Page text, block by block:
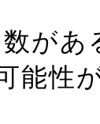
があ
能性